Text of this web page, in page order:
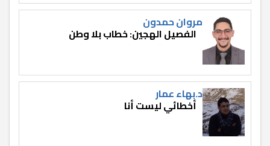
مروان حمدون
الفصيل الهجين: خطاب بلا وطن
د.بهاء عمار
أخطائي ليست أنا